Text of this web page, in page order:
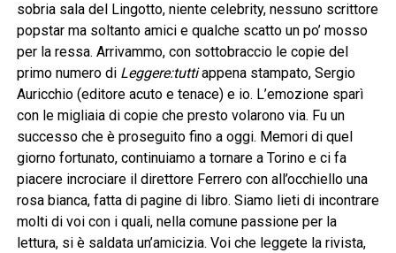
sobria sala del Lingotto, niente celebrity, nessuno scrittore
popstar ma soltanto amici e qualche scatto un po’ mosso
per la ressa. Arrivammo, con sottobraccio le copie del
primo numero di Leggere:tuttiappena stampato, Sergio
Auricchio (editore acuto e tenace) e io. L’emozione sparì
con le migliaia di copie che presto volarono via. Fu un
successo che è proseguito fino a oggi. Memori di quel
giorno fortunato, continuiamo a tornare a Torino e ci fa
piacere incrociare il direttore Ferrero con all’occhiello una
rosa bianca, fatta di pagine di libro. Siamo lieti di incontrare
molti di voi con i quali, nella comune passione per la
lettura, si è saldata un’amicizia. Voi che leggete la rivista,